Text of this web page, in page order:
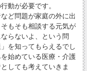
動が必要です。
ど問題が家庭の外に出
もそも相談する元気が
らないよ、という問
を知ってもらえるでし
始めている医療・介護
しても考えていきま